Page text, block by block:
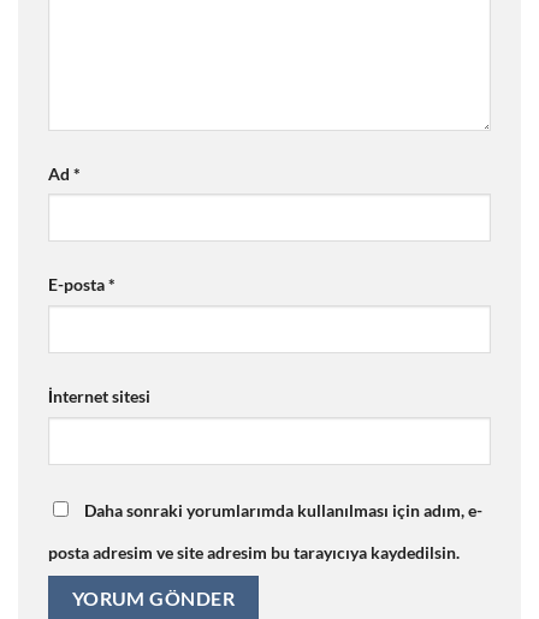
Ad *
E-posta*
İnternet sitesi
Daha sonraki yorumlarımda kullanılması için adım, e-
posta adresim ve site adresim bu tarayıcıya kaydedilsin.